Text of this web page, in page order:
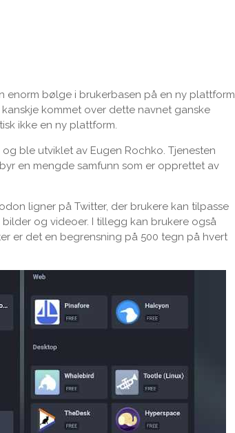
enorm bølge i brukerbasen på en ny plattform
kommet over dette navnet ganske
ikke en ny plattform.
ble utviklet av Eugen Rochko. Tjenesten
en mengde samfunn som er opprettet av
ligner på Twitter, der brukere kan tilpasse
og videoer. I tillegg kan brukere også
er det en begrensning på 500 tegn på hvert